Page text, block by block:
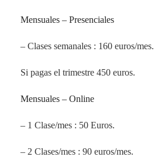
Mensuales – Presenciales
– Clases semanales : 160 euros/mes.
Si pagas el trimestre 450 euros.
Mensuales – Online
– 1 Clase/mes : 50 Euros.
– 2 Clases/mes : 90 euros/mes.